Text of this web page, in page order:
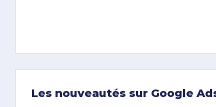
Les nouveautés sur Google